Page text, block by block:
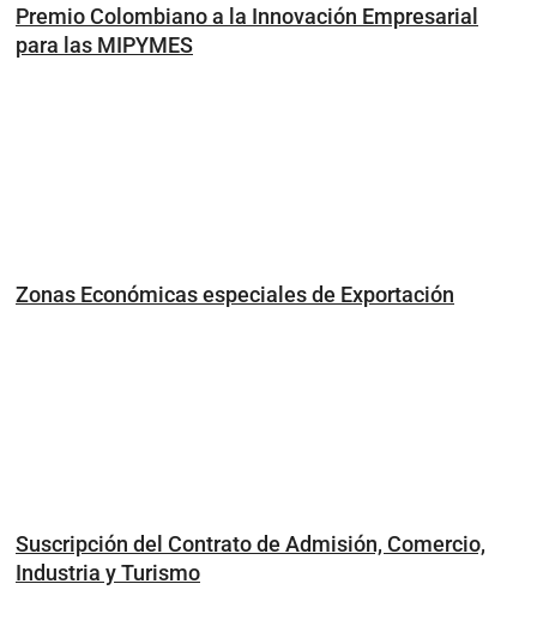
Premio Colombiano a la Innovación Empresarial
para las MIPYMES
Zonas Económicas especiales de Exportación
Suscripción del Contrato de Admisión, Comercio,
Industria y Turismo